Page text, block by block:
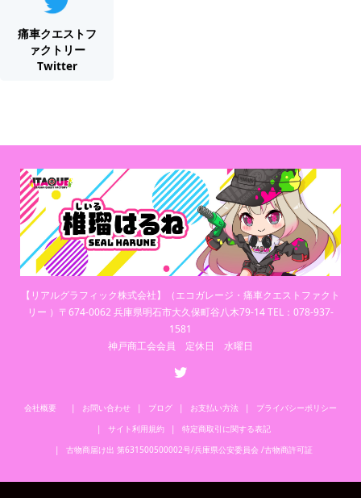
痛車クエストフ
ァクトリー
Twitter
【リアルグラフィック株式会社】（エコガレージ・痛車クエストファクト
リー ）〒674-0062 兵庫県明石市大久保町谷八木79-14 TEL：078-937-
1581
神戸商工会会員 定休日 水曜日
会社概要 お問い合わせ ブログ お支払い方法
プライバシーポリシー
サイト利用規約
特定商取引に関する表記
古物商届け出 第631500500002号/兵庫県公安委員会 /古物商許可証